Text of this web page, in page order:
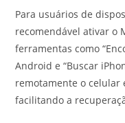
Para usuários de
recomendável ativar o
ferramentas como
Android e “Buscar
remotamente o celular
facilitando a